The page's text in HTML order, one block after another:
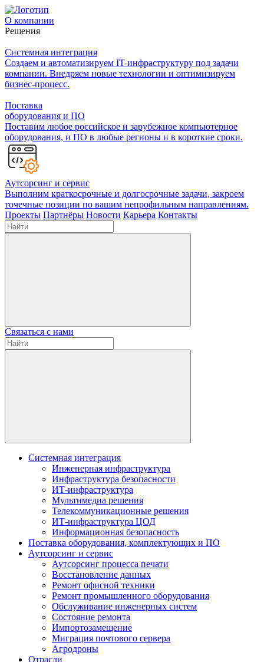
О компании
Решения
Системная интеграция
Создаем и автоматизируем IT-инфраструктуру под задачи
компании. Внедряем новые технологии и оптимизируем
бизнес-процесс.
Поставка
оборудования и ПО
Поставим любое российское и зарубежное компьютерное
оборудования, и ПО в любые регионы и в короткие сроки.
Аутсорсинг и сервис
Выполним краткосрочные и долгосрочные задачи, закроем
точечные позиции по вашим непрофильным направлениям.
Проекты Партнёры Новости Карьера Контакты
Связаться с нами
Системная интеграция
Инженерная инфраструктура
Инфраструктура безопасности
ИТ-инфраструктура
Мультимедиа решения
Телекоммуникационные решения
ИТ-инфраструктура ЦОД
Информационная безопасность
Поставка оборудования, комплектующих и ПО
Аутсорсинг и сервис
Аутсорсинг процесса печати
Восстановление данных
Ремонт офисной техники
Ремонт промышленного оборудования
Обслуживание инженерных систем
Состояние ремонта
Импортозамещение
Миграция почтового сервера
Агродроны
Отрасли